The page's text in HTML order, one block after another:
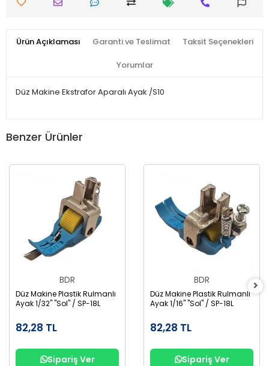
Ürün Açıklaması Garanti ve Teslimat Taksit Seçenekleri
Yorumlar
Düz Makine Ekstrafor Aparalı Ayak /S10
Benzer Ürünler
BDR
Düz Makine Plastik Rulmanlı
Ayak 1/32" "Sol" / SP-18L
82,28 TL
Sipariş Ver
BDR
Düz Makine Plastik Rulmanlı
Ayak 1/16" "Sol" / SP-18L
82,28 TL
Sipariş Ver